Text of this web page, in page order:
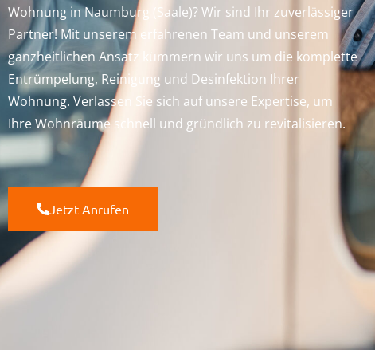
Wohnung in Naumburg (Saale)? Wir sind Ihr zuverlässiger
Partner! Mit unserem erfahrenen Team und unserem
ganzheitlichen Ansatz kümmern wir uns um die komplette
Entrümpelung, Reinigung und Desinfektion Ihrer
Wohnung. Verlassen Sie sich auf unsere Expertise, um
Ihre Wohnräume schnell und gründlich zu revitalisieren.
Jetzt Anrufen